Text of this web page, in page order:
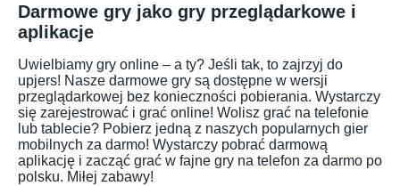
Darmowe gry jako gry przeglądarkowe i
aplikacje
Uwielbiamy gry online – a ty? Jeśli tak, to zajrzyj do
upjers! Nasze darmowe gry są dostępne w wersji
przeglądarkowej bez konieczności pobierania. Wystarczy
się zarejestrować i grać online! Wolisz grać na telefonie
lub tablecie? Pobierz jedną z naszych popularnych gier
mobilnych za darmo! Wystarczy pobrać darmową
aplikację i zacząć grać w fajne gry na telefon za darmo po
polsku. Miłej zabawy!